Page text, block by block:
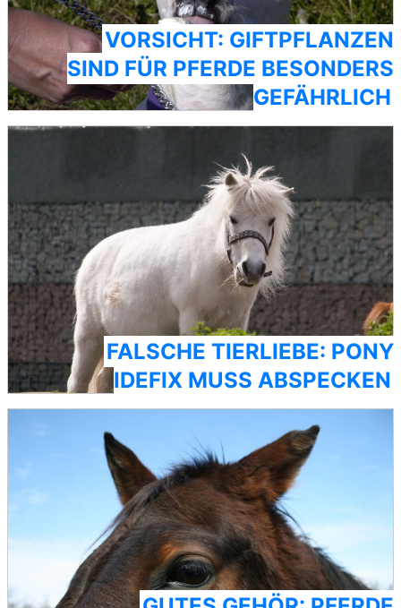
VORSICHT: GIFTPFLANZEN
SIND FÜR PFERDE BESONDERS
GEFÄHRLICH
FALSCHE TIERLIEBE: PONY
IDEFIX MUSS ABSPECKEN